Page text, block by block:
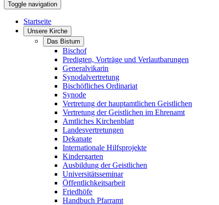
Toggle navigation
Startseite
Unsere Kirche
Das Bistum
Bischof
Predigten, Vorträge und Verlautbarungen
Generalvikarin
Synodalvertretung
Bischöfliches Ordinariat
Synode
Vertretung der hauptamtlichen Geistlichen
Vertretung der Geistlichen im Ehrenamt
Amtliches Kirchenblatt
Landesvertretungen
Dekanate
Internationale Hilfsprojekte
Kindergarten
Ausbildung der Geistlichen
Universitätsseminar
Öffentlichkeitsarbeit
Friedhöfe
Handbuch Pfarramt